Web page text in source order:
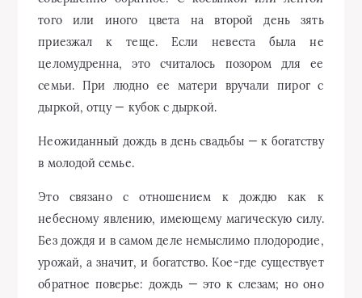
того или иного цвета на второй день зять
приезжал к теще. Если невеста была не
целомудренна, это считалось позором для ее
семьи. При людно ее матери вручали пирог с
дыркой, отцу — кубок с дыркой.
Неожиданный дождь в день свадьбы — к богатству
в молодой семье.
Это связано с отношением к дождю как к
небесному явлению, имеющему магическую силу.
Без дождя и в самом деле немыслимо плодородие,
урожай, а значит, и богатство. Кое-где существует
обратное поверье: дождь — это к слезам; но оно